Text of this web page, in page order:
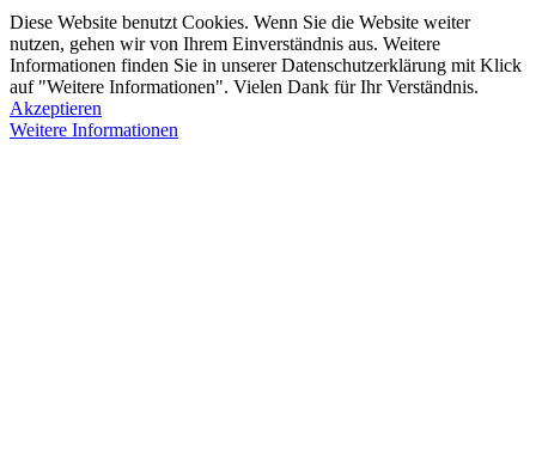
Diese Website benutzt Cookies. Wenn Sie die Website weiter
nutzen, gehen wir von Ihrem Einverständnis aus. Weitere
Informationen finden Sie in unserer Datenschutzerklärung mit Klick
auf "Weitere Informationen". Vielen Dank für Ihr Verständnis.
Akzeptieren
Weitere Informationen